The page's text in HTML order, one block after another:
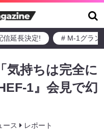
信延長決定! # M-1グラン
気持ちは完全に
1』会見で幻
ース レポート